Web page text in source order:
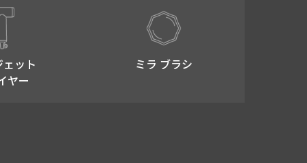
ット
ヤー
ミラ ブラシ